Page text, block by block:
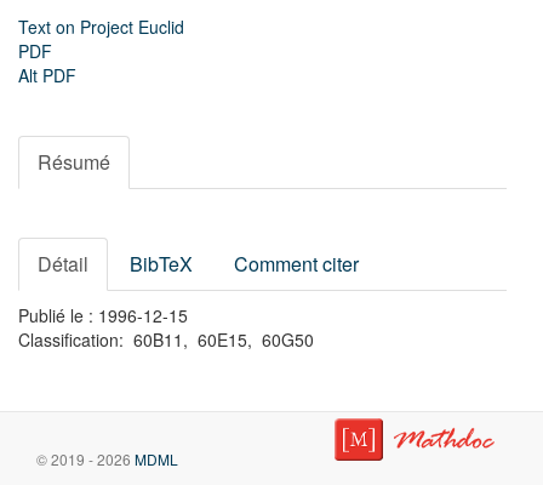
Text on Project Euclid
PDF
Alt PDF
Résumé
Détail BibTeX Comment citer
Publié le : 1996-12-15
Classification: 60B11, 60E15, 60G50
© 2019 - 2026 MDML